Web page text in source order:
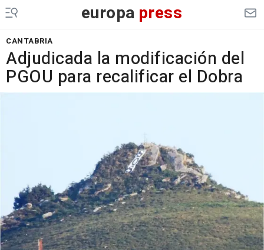
europa press
CANTABRIA
Adjudicada la modificación del
PGOU para recalificar el Dobra